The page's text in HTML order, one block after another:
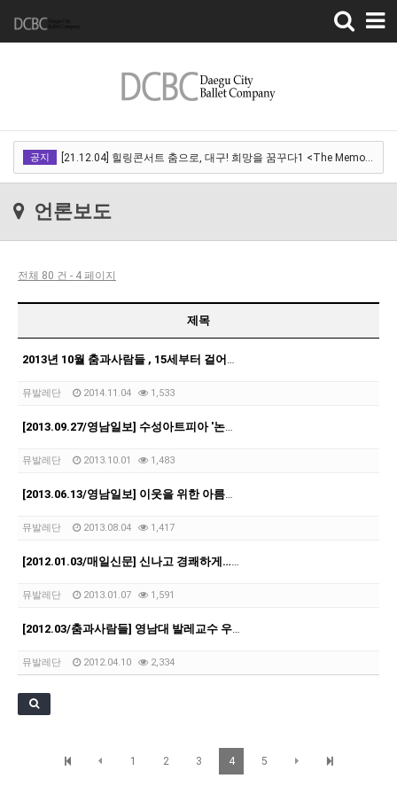
Toggle
navigation
공지 [21.12.04] 힐링콘서트 춤으로, 대구! 희망을 꿈꾸다1 <The Memory of …
[21.11.13] 호두까기인형 아양아트센터
언론보도
전체 80 건 - 4 페이지
제목
2013년 10월 춤과사람들 , 15세부터 걸어온 발레의 길 우혜영
뮤발레단 2014.11.04 1,533
[2013.09.27/영남일보] 수성아트피아 '논개-열가락지의 춤' 공연
뮤발레단 2013.10.01 1,483
[2013.06.13/영남일보] 이웃을 위한 아름다운 몸짓
뮤발레단 2013.08.04 1,417
[2012.01.03/매일신문] 신나고 경쾌하게…왈츠·폴카로 여는 새해
뮤발레단 2013.01.07 1,591
[2012.03/춤과사람들] 영남대 발레교수 우혜영
뮤발레단 2012.04.10 2,334
1 2 3 4 5